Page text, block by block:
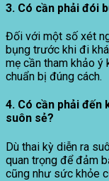
3. Có cần phải đói
Đối với một số xét
bụng trước khi đi
mẹ cần tham khảo ý
chuẩn bị đúng cách.
4. Có cần phải đến
suôn sẻ?
Dù thai kỳ diễn ra
quan trọng để đảm
cũng như sức khỏe